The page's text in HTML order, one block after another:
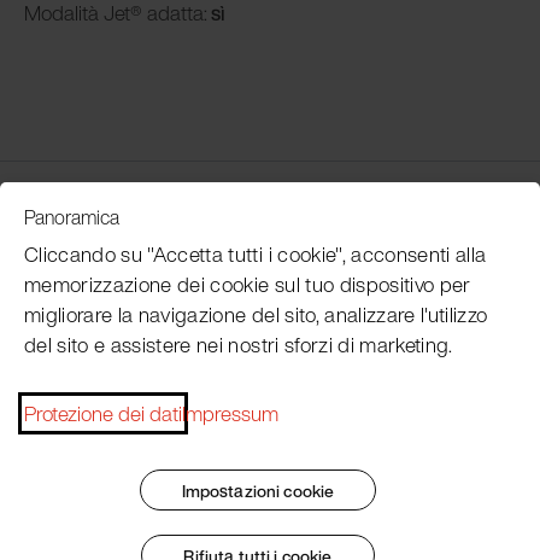
Modalità Jet® adatta:sì
Customer Service
Subscribe Pacojet Newsletter
Would you like to be regularly updated on news, event
Panoramica
Cliccando su "Accetta tutti i cookie", acconsenti alla
memorizzazione dei cookie sul tuo dispositivo per
migliorare la navigazione del sito, analizzare l'utilizzo
del sito e assistere nei nostri sforzi di marketing.
Protezione dei datiImpressum
Impostazioni cookie